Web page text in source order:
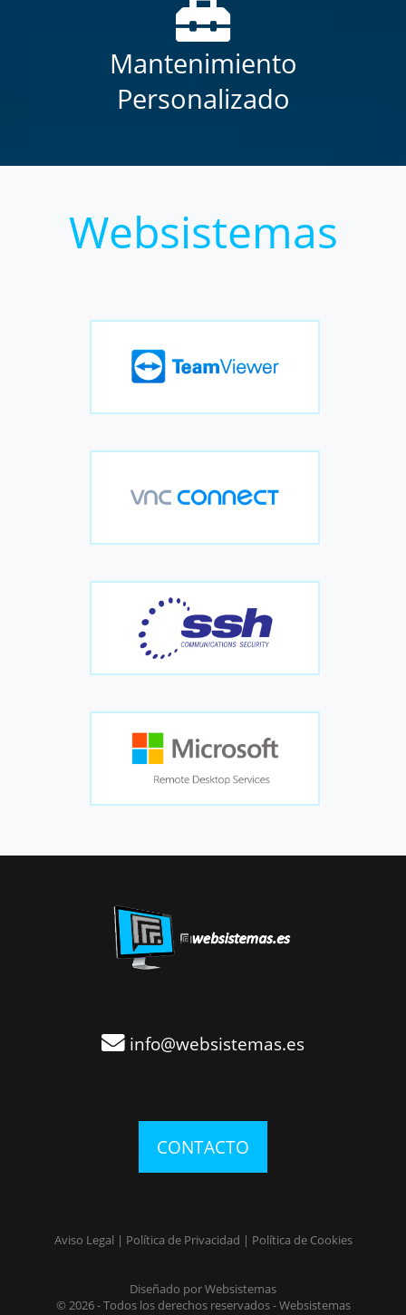
Mantenimiento
Personalizado
Websistemas
info@websistemas.es
CONTACTO
Aviso Legal | Política de Privacidad | Política de Cookies
Diseñado por Websistemas
© 2026 - Todos los derechos reservados - Websistemas